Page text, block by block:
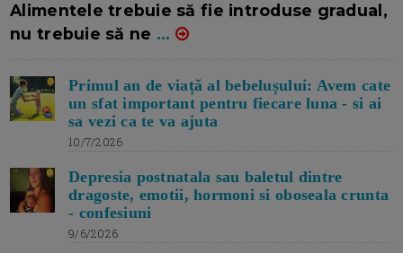
Alimentele trebuie să fie introduse gradual,
nu trebuie să ne ...
Primul an de viață al bebelușului: Avem cate
un sfat important pentru fiecare luna - si ai
sa vezi ca te va ajuta
10/7/2026
Depresia postnatala sau baletul dintre
dragoste, emotii, hormoni si oboseala crunta
- confesiuni
9/6/2026